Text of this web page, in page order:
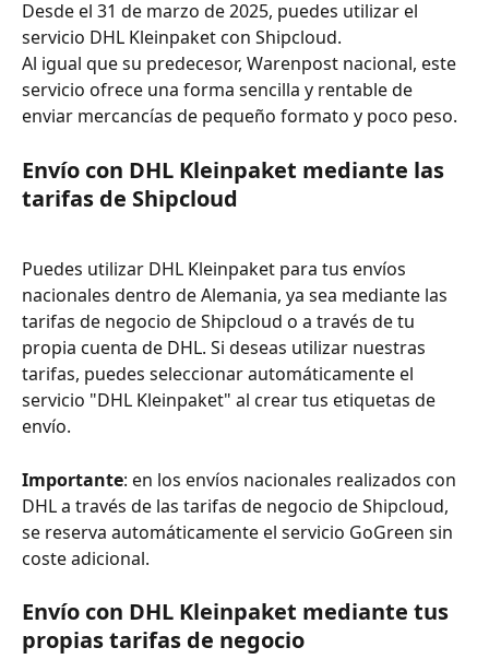
Desde el 31 de marzo de 2025, puedes utilizar el
servicio DHL Kleinpaket con Shipcloud.
Al igual que su predecesor, Warenpost nacional, este
servicio ofrece una forma sencilla y rentable de
enviar mercancías de pequeño formato y poco peso.
Envío con DHL Kleinpaket mediante las
tarifas de Shipcloud
Puedes utilizar DHL Kleinpaket para tus envíos
nacionales dentro de Alemania, ya sea mediante las
tarifas de negocio de Shipcloud o a través de tu
propia cuenta de DHL. Si deseas utilizar nuestras
tarifas, puedes seleccionar automáticamente el
servicio "DHL Kleinpaket" al crear tus etiquetas de
envío.
Importante: en los envíos nacionales realizados con
DHL a través de las tarifas de negocio de Shipcloud,
se reserva automáticamente el servicio GoGreen sin
coste adicional.
Envío con DHL Kleinpaket mediante tus
propias tarifas de negocio